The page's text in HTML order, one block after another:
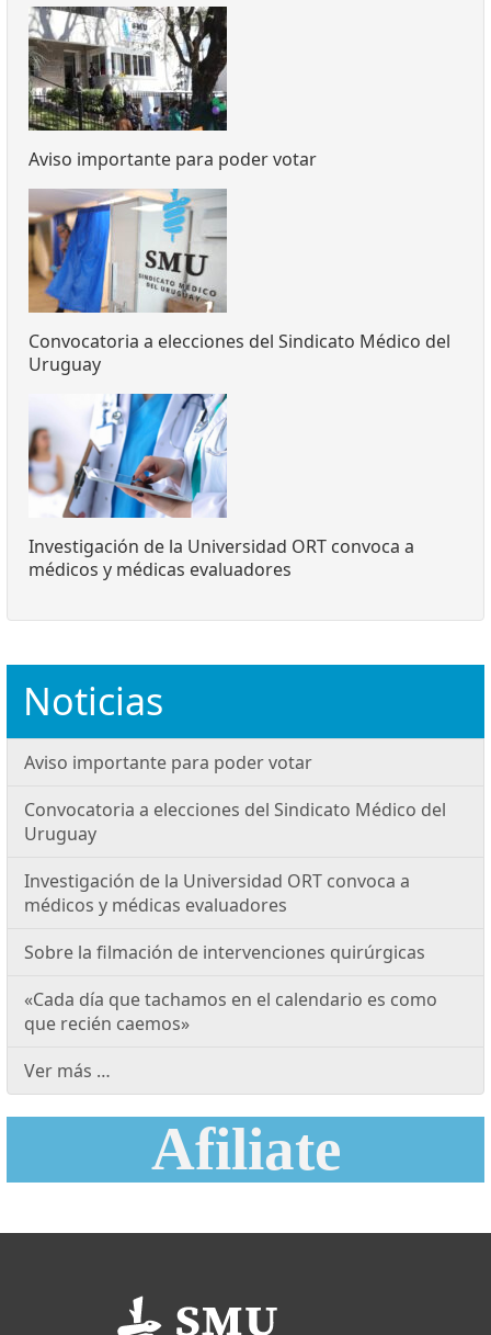
Aviso importante para poder votar
Convocatoria a elecciones del Sindicato Médico del
Uruguay
Investigación de la Universidad ORT convoca a
médicos y médicas evaluadores
Noticias
Aviso importante para poder votar
Convocatoria a elecciones del Sindicato Médico del
Uruguay
Investigación de la Universidad ORT convoca a
médicos y médicas evaluadores
Sobre la filmación de intervenciones quirúrgicas
«Cada día que tachamos en el calendario es como
que recién caemos»
Ver más …
Afiliate